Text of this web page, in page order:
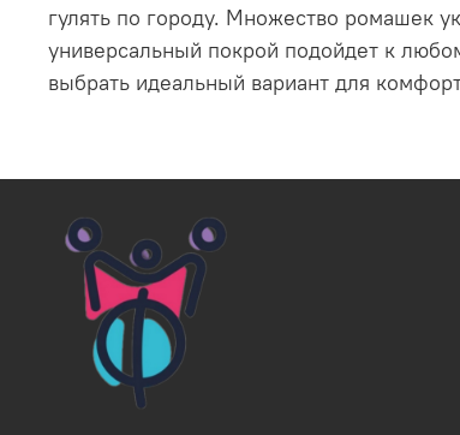
гулять по городу. Множество ромашек
универсальный покрой подойдет к
выбрать идеальный вариант для